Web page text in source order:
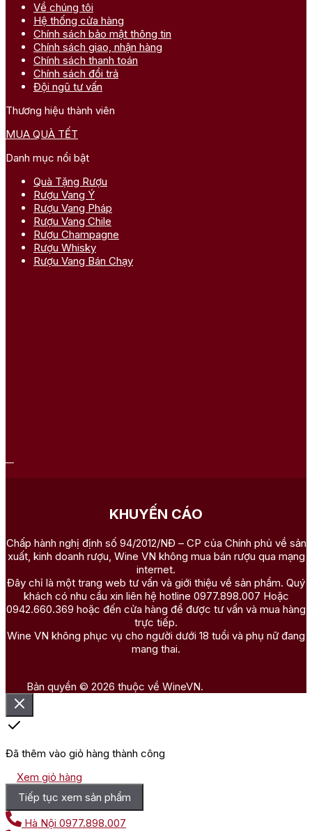
Về chúng tôi
Hệ thống cửa hàng
Chính sách bảo mật thông tin
Chính sách giao, nhận hàng
Chính sách thanh toán
Chính sách đổi trả
Đội ngũ tư vấn
Thương hiệu thành viên
MUA QUÀ TẾT
Danh mục nổi bật
Quà Tặng Rượu
Rượu Vang Ý
Rượu Vang Pháp
Rượu Vang Chile
Rượu Champagne
Rượu Whisky
Rượu Vang Bán Chạy
KHUYẾN CÁO
Chấp hành nghị định số 94/2012/NĐ – CP của Chính phủ về sản
xuất, kinh doanh rượu, Wine VN không mua bán rượu qua mạng
internet.
Đây chỉ là một trang web tư vấn và giới thiệu về sản phẩm. Quý
khách có nhu cầu xin liên hệ hotline 0977.898.007 Hoặc
0942.660.369 hoặc đến cửa hàng để được tư vấn và mua hàng
trực tiếp.
Wine VN không phục vụ cho người dưới 18 tuổi và phụ nữ đang
mang thai.
Bản quyền © 2026 thuộc về WineVN.
Đã thêm vào giỏ hàng thành công
Xem giỏ hàng
Tiếp tục xem sản phẩm
Hà Nội 0977.898.007